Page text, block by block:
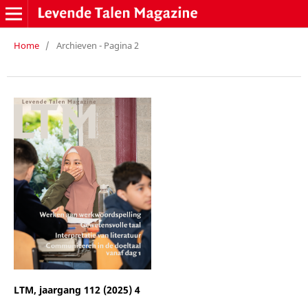
Home / Archieven - Pagina 2
LTM, jaargang 112 (2025) 4